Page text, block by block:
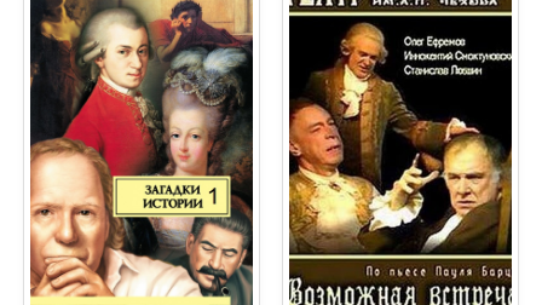
Бах
Бах
Бах
Бах
Бах
Бах
Бах